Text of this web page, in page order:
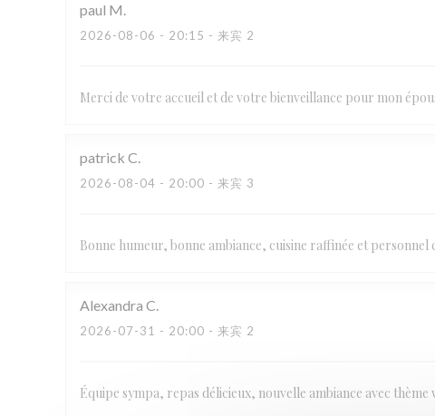
paul M
2026-08-06 - 20:15 - 来宾 2
Merci de votre accueil et de votre bienveillance pour mon
patrick C
2026-08-04 - 20:00 - 来宾 3
Bonne humeur, bonne ambiance, cuisine raffinée et personnel
Alexandra C
2026-07-31 - 20:00 - 来宾 2
Équipe sympa, repas délicieux, nouvelle ambiance avec thème